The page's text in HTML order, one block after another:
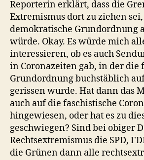
Reporterin erklärt, dass die
Extremismus dort zu ziehen
demokratische Grundordnung
würde. Okay. Es würde mich
interessieren, ob es auch
in Coronazeiten gab, in der
Grundordnung buchstäblich
gerissen wurde. Hat dann das
auch auf die faschistische
hingewiesen, oder hat es zu
geschwiegen? Sind bei obiger
Rechtsextremismus die SPD,
die Grünen dann alle